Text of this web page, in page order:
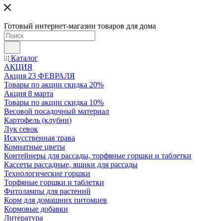
Готовый интернет-магазин товаров для дома
Каталог
АКЦИЯ
Акция 23 ФЕВРАЛЯ
Товары по акции скидка 20%
Акция 8 марта
Товары по акции скидка 10%
Весовой посадочный материал
Картофель (клубни)
Лук севок
Искусственная трава
Комнатные цветы
Контейнеры для рассады, торфяные горшки и таблетки
Кассеты рассадные, ящики для рассады
Технологические горшки
Торфяные горшки и таблетки
Фитолампы для растений
Корм для домашних питомцев
Кормовые добавки
Литература